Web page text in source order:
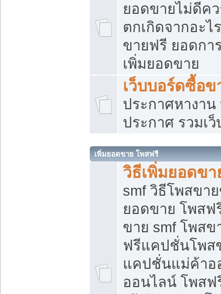
ยอดขายไม่ดีค
ตกเกิดจากอะไ
ขายฟรี ยอดกา
เพิ่มยอดขาย
เว็บบอร์ดซื้อข
ประกาศหางาน
ประกาศ รวมเ
เพิ่มยอดขาย โพสฟรี
วิธีเพิ่มยอดข
smf วิธีโพสขา
ยอดขาย โพสฟ
ขาย smf โพส
ฟรีแคปชั่นโพส
แคปชั่นแม่ค้า
ออนไลน์ โพสฟ